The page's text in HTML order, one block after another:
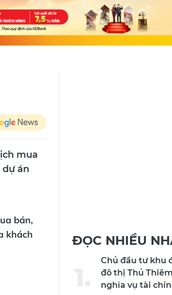
mua
án
bán,
khách
ĐỌC NHIỀU
Chủ đầu tư khu
đô thị Thủ
nghĩa vụ tài